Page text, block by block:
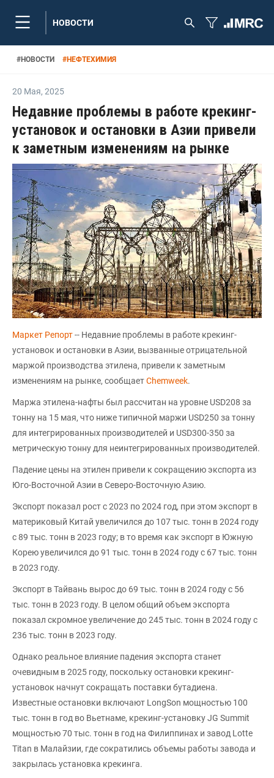
НОВОСТИ
#НОВОСТИ #НЕФТЕХИМИЯ
20 Мая, 2025
Недавние проблемы в работе крекинг-
установок и остановки в Азии привели
к заметным изменениям на рынке
Маркет Репорт-- Недавние проблемы в работе крекинг-
установок и остановки в Азии, вызванные отрицательной
маржой производства этилена, привели к заметным
изменениям на рынке, сообщаетChemweek.
Маржа этилена-нафты был рассчитан на уровне USD208 за
тонну на 15 мая, что ниже типичной маржи USD250 за тонну
для интегрированных производителей и USD300-350 за
метрическую тонну для неинтегрированных производителей.
Падение цены на этилен привели к сокращению экспорта из
Юго-Восточной Азии в Северо-Восточную Азию.
Экспорт показал рост с 2023 по 2024 год, при этом экспорт в
материковый Китай увеличился до 107 тыс. тонн в 2024 году
с 89 тыс. тонн в 2023 году; в то время как экспорт в Южную
Корею увеличился до 91 тыс. тонн в 2024 году с 67 тыс. тонн
в 2023 году.
Экспорт в Тайвань вырос до 69 тыс. тонн в 2024 году с 56
тыс. тонн в 2023 году. В целом общий объем экспорта
показал скромное увеличение до 245 тыс. тонн в 2024 году с
236 тыс. тонн в 2023 году.
Однако реальное влияние падения экспорта станет
очевидным в 2025 году, поскольку остановки крекинг-
установок начнут сокращать поставки бутадиена.
Известные остановки включают LongSon мощностью 100
тыс. тонн в год во Вьетнаме, крекинг-установку JG Summit
мощностью 70 тыс. тонн в год на Филиппинах и завод Lotte
Titan в Малайзии, где сократились объемы работы завода и
закрылась установка крекинга.